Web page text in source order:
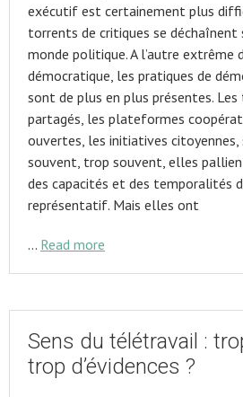
exécutif est certainement plus
torrents de critiques se déchaînent
monde politique. A l’autre extrême
démocratique, les pratiques de
sont de plus en plus présentes.
partagés, les plateformes
ouvertes, les initiatives
souvent, trop souvent, elles
des capacités et des temporalités
représentatif. Mais elles ont
… Read more
Sens du télétravail :
trop d’évidences ?